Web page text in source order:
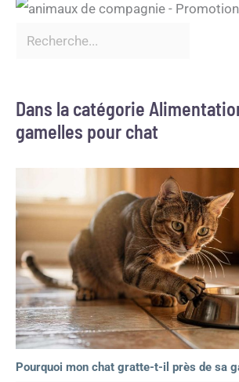
Dans la catégorie
gamelles pour chat
Pourquoi mon chat gratte-t-il près de sa